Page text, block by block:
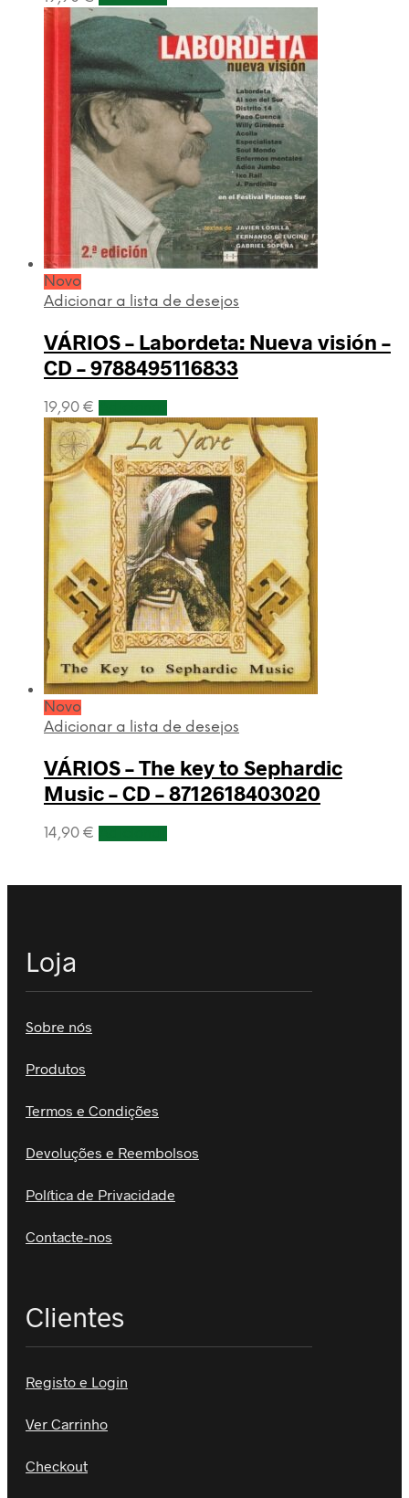
Novo
Adicionar a lista de desejos
VÁRIOS – Labordeta: Nueva visión –
CD – 9788495116833
19,90 €
Novo
Adicionar a lista de desejos
VÁRIOS – The key to Sephardic
Music – CD – 8712618403020
14,90 €
Loja
Sobre nós
Produtos
Termos e Condições
Devoluções e Reembolsos
Política de Privacidade
Contacte-nos
Clientes
Registo e Login
Ver Carrinho
Checkout